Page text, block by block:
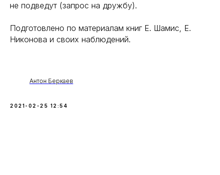
не подведут (запрос на дружбу).
Подготовлено по материалам книг Е. Шамис, Е.
Никонова и своих наблюдений.
Антон Беркаев
2021-02-25 12:54